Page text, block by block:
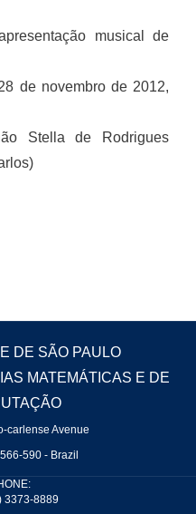
musical de
de novembro de 2012,
Stella de Rodrigues
DE SÃO PAULO
MATEMÁTICAS E DE
carlense Avenue
590 - Brazil
3373-8889